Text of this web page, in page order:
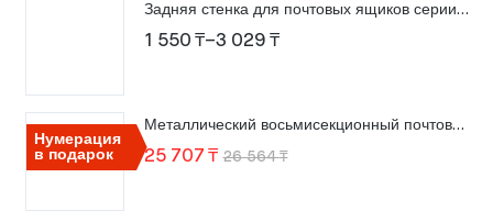
Задняя стенка для почтовых ящиков серии ПМ
1 550 ₸–3 029 ₸Диапазон
550 ₸
–
Нумерация
в подарок
Металлический восьмисекционный почтовый ящик ПМ-8
26 564₸Первоначальная
25 707 ₸
Текущая